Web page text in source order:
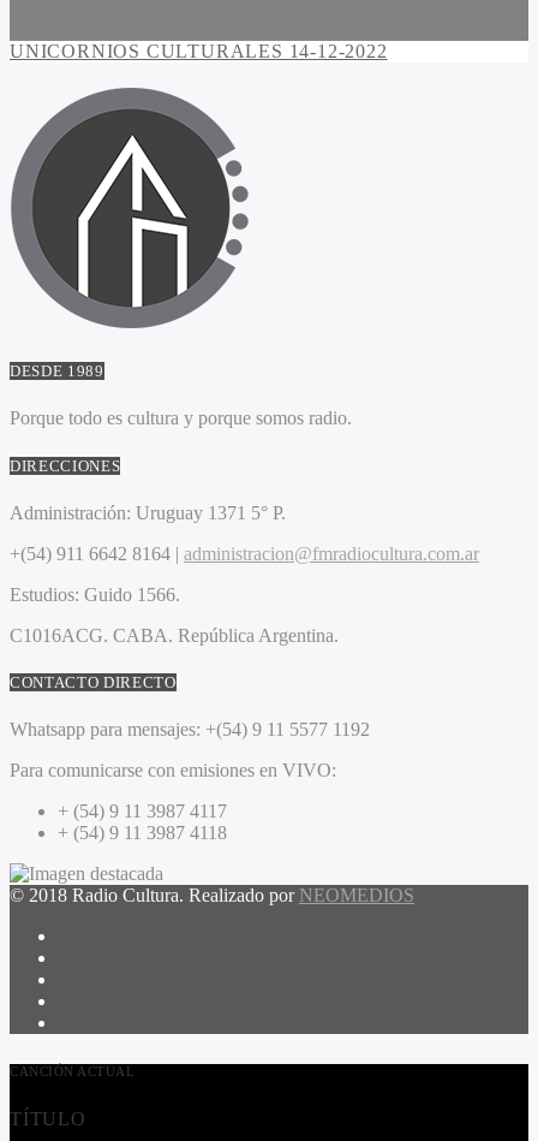
UNICORNIOS CULTURALES 14-12-2022
DESDE 1989
Porque todo es cultura y porque somos radio.
DIRECCIONES
Administración: Uruguay 1371 5° P.
+(54) 911 6642 8164 | administracion@fmradiocultura.com.ar
Estudios: Guido 1566.
C1016ACG. CABA. República Argentina.
CONTACTO DIRECTO
Whatsapp para mensajes: +(54) 9 11 5577 1192
Para comunicarse con emisiones en VIVO:
+ (54) 9 11 3987 4117
+ (54) 9 11 3987 4118
© 2018 Radio Cultura. Realizado por NEOMEDIOS
CANCIÓN ACTUAL
TÍTULO